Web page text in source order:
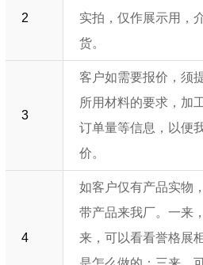
2
实拍，仅作展示用，
货。
3
客户如需要报价，须
所用材料的要求，加
订单量等信息，以便
价。
4
如客户仅有产品实物
带产品来我厂。一来
来，可以看看誉格展